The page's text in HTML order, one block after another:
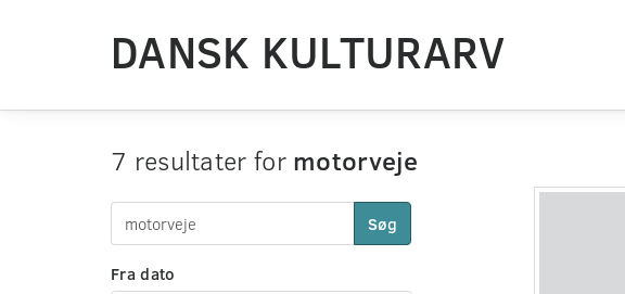
DANSK KULTURARV
7 resultater for motorveje
Søg
Fra dato